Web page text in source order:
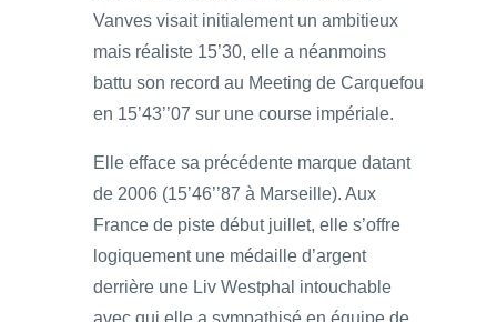
Vanves visait initialement un ambitieux
mais réaliste 15’30, elle a néanmoins
battu son record au Meeting de Carquefou
en 15’43’’07 sur une course impériale.
Elle efface sa précédente marque datant
de 2006 (15’46’’87 à Marseille). Aux
France de piste début juillet, elle s’offre
logiquement une médaille d’argent
derrière une Liv Westphal intouchable
avec qui elle a sympathisé en équipe de